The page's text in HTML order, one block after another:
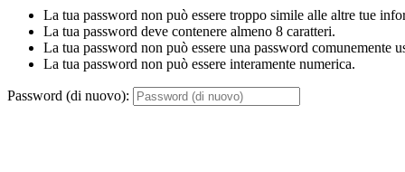
La tua password non può essere troppo simile alle altre tue
La tua password deve contenere almeno 8 caratteri.
La tua password non può essere una password comunemente
La tua password non può essere interamente numerica.
Password (di nuovo):